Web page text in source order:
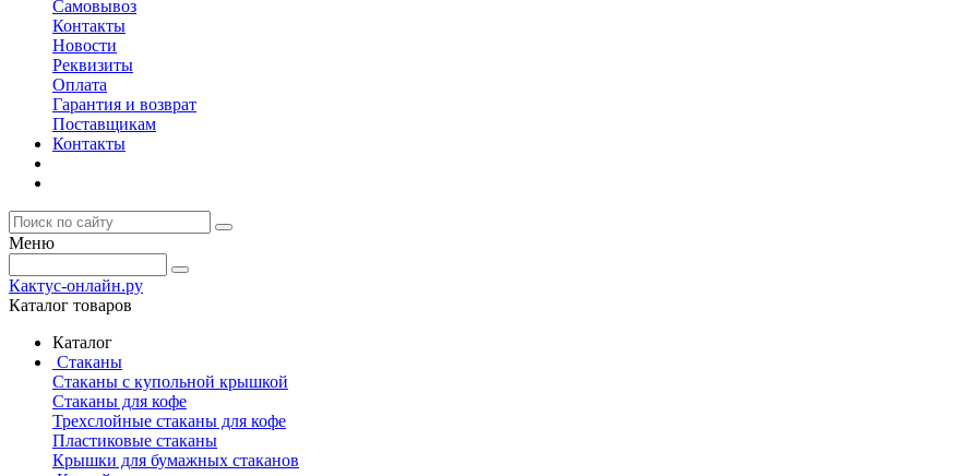
Самовывоз
Контакты
Новости
Реквизиты
Оплата
Гарантия и возврат
Поставщикам
Контакты
Меню
Кактус-онлайн.ру
Каталог товаров
Каталог
Стаканы
Стаканы с купольной крышкой
Стаканы для кофе
Трехслойные стаканы для кофе
Пластиковые стаканы
Крышки для бумажных стаканов